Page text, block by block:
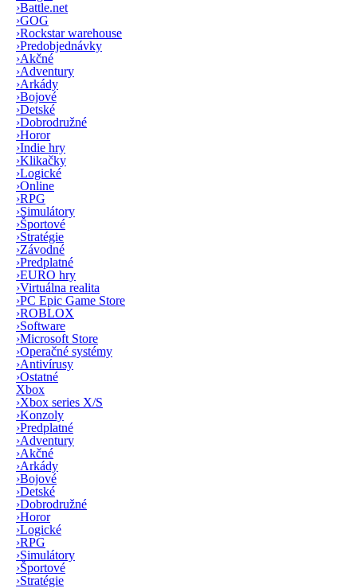
›Battle.net
›GOG
›Rockstar warehouse
›Predobjednávky
›Akčné
›Adventury
›Arkády
›Bojové
›Detské
›Dobrodružné
›Horor
›Indie hry
›Klikačky
›Logické
›Online
›RPG
›Simulátory
›Športové
›Stratégie
›Závodné
›Predplatné
›EURO hry
›Virtuálna realita
›PC Epic Game Store
›ROBLOX
›Software
›Microsoft Store
›Operačné systémy
›Antivírusy
›Ostatné
Xbox
›Xbox series X/S
›Konzoly
›Predplatné
›Adventury
›Akčné
›Arkády
›Bojové
›Detské
›Dobrodružné
›Horor
›Logické
›RPG
›Simulátory
›Športové
›Stratégie